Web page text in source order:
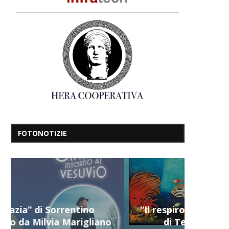
FOTONOTIZIE
“Il respiro del mare”, personale
di Terry Mangiatordi